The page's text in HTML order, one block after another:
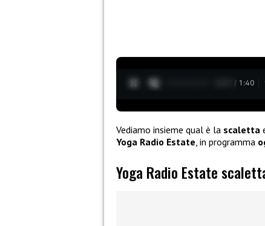
0:28 / 1:40
Vediamo insieme qual è la scaletta
Yoga Radio Estate , in programma
Yoga Radio Estate